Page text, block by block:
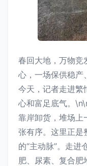
春回大地，万物竞
心，一场保供稳产
今天，记者走进繁
心和富足底气。
靠岸卸货，堆场上
张有序。这里正是
的“主动脉”。走进
肥、尿素、复合肥